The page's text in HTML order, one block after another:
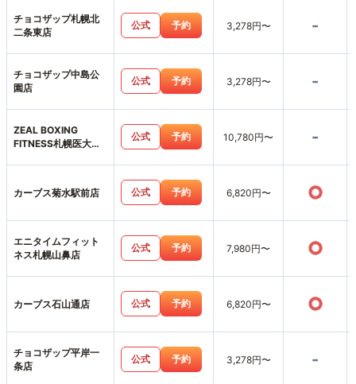
チョコザップ札幌北
二条東店
公式 予約 3,278円〜 -
チョコザップ中島公
園店
公式 予約 3,278円〜 -
ZEAL BOXING
FITNESS札幌医大前
公式 予約 10,780円〜 -
カーブス菊水駅前店 公式 予約 6,820円〜 ○
エニタイムフィット
ネス札幌山鼻店
公式 予約 7,980円〜 ○
カーブス石山通店 公式 予約 6,820円〜 ○
チョコザップ平岸一
条店
公式 予約 3,278円〜 -